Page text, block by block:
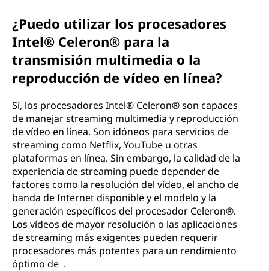
¿Puedo utilizar los procesadores
Intel® Celeron® para la
transmisión multimedia o la
reproducción de vídeo en línea?
Sí, los procesadores Intel® Celeron® son capaces
de manejar streaming multimedia y reproducción
de vídeo en línea. Son idóneos para servicios de
streaming como Netflix, YouTube u otras
plataformas en línea. Sin embargo, la calidad de la
experiencia de streaming puede depender de
factores como la resolución del vídeo, el ancho de
banda de Internet disponible y el modelo y la
generación específicos del procesador Celeron®.
Los vídeos de mayor resolución o las aplicaciones
de streaming más exigentes pueden requerir
procesadores más potentes para un rendimiento
óptimo de .